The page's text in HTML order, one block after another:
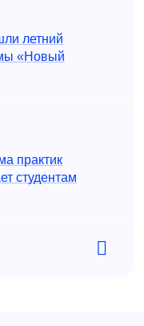
летний
«Новый
практик
студентам